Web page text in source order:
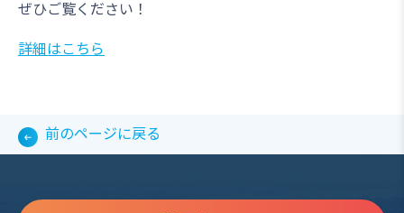
ぜひご覧ください！
詳細はこちら
前のページに戻る